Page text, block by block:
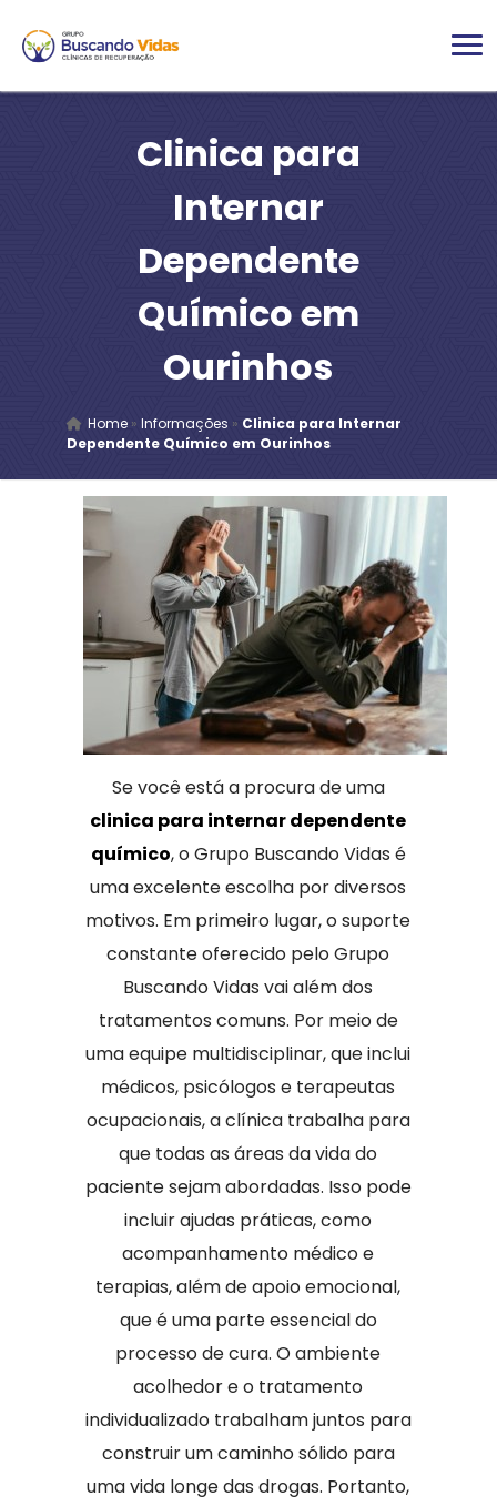
Clinica para
Internar
Dependente
Químico em
Ourinhos
Home» Informações » Clinica para Internar
Dependente Químico em Ourinhos
Se você está a procura de uma
clinica para internar dependente
químico, o Grupo Buscando Vidas é
uma excelente escolha por diversos
motivos. Em primeiro lugar, o suporte
constante oferecido pelo Grupo
Buscando Vidas vai além dos
tratamentos comuns. Por meio de
uma equipe multidisciplinar, que inclui
médicos, psicólogos e terapeutas
ocupacionais, a clínica trabalha para
que todas as áreas da vida do
paciente sejam abordadas. Isso pode
incluir ajudas práticas, como
acompanhamento médico e
terapias, além de apoio emocional,
que é uma parte essencial do
processo de cura. O ambiente
acolhedor e o tratamento
individualizado trabalham juntos para
construir um caminho sólido para
uma vida longe das drogas. Portanto,